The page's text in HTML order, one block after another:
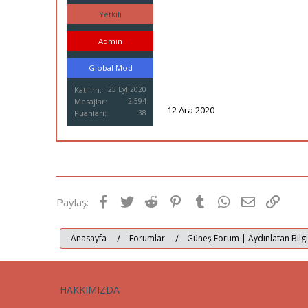
i
Yetkili
Admin
Global Mod
Katılım 25 Eyl 2020
Mesajlar 2,594
Puanları 38 12 Ara 2020
Paylaş: Facebook
TwitterReddit Pinterest
Tumblr WhatsApp
E-postaLink
Anasayfa Forumlar Güneş Forum | Aydınlatan Bilgi
HAKKIMIZDA